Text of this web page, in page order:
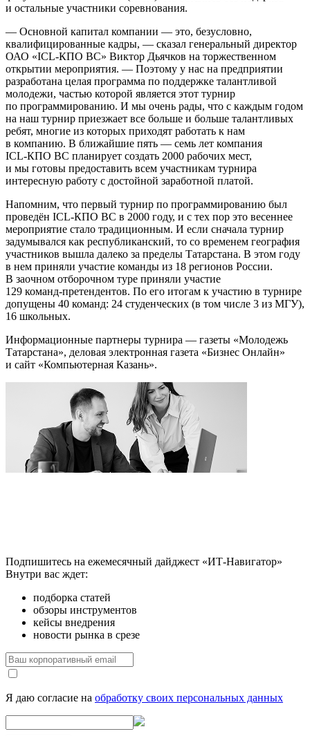
и остальные участники соревнования.
— Основной капитал компании — это, безусловно,
квалифицированные кадры, — сказал генеральный директор
ОАО «ICL-КПО ВС» Виктор Дьячков на торжественном
открытии мероприятия. — Поэтому у нас на предприятии
разработана целая программа по поддержке талантливой
молодежи, частью которой является этот турнир
по программированию. И мы очень рады, что с каждым годом
на наш турнир приезжает все больше и больше талантливых
ребят, многие из которых приходят работать к нам
в компанию. В ближайшие пять — семь лет компания
ICL-КПО ВС планирует создать 2000 рабочих мест,
и мы готовы предоставить всем участникам турнира
интересную работу с достойной заработной платой.
Напомним, что первый турнир по программированию был
проведён ICL-КПО ВС в 2000 году, и с тех пор это весеннее
мероприятие стало традиционным. И если сначала турнир
задумывался как республиканский, то со временем география
участников вышла далеко за пределы Татарстана. В этом году
в нем приняли участие команды из 18 регионов России.
В заочном отборочном туре приняли участие
129 команд-претендентов. По его итогам к участию в турнире
допущены 40 команд: 24 студенческих (в том числе 3 из МГУ),
16 школьных.
Информационные партнеры турнира — газеты «Молодежь
Татарстана», деловая электронная газета «Бизнес Онлайн»
и сайт «Компьютерная Казань».
Подпишитесь на ежемесячный дайджест «ИТ-Навигатор»
Внутри вас ждет:
подборка статей
обзоры инструментов
кейсы внедрения
новости рынка в срезе
Я даю согласие на обработку своих персональных данных